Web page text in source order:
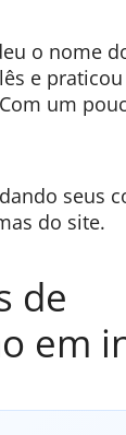
o nome
e
um
seus
do site.
de
em